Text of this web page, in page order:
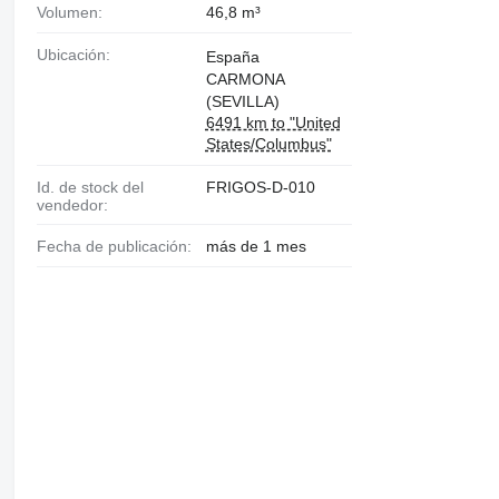
Volumen: 46,8 m³
Ubicación:
España
CARMONA
(SEVILLA)
6491 km to "United
States/Columbus"
Id. de stock del
vendedor:
FRIGOS-D-010
Fecha de publicación: más de 1 mes